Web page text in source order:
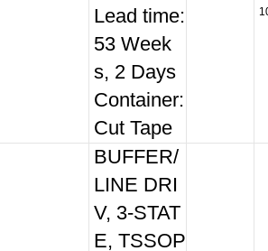
Lead time:
53 Week
s, 2 Days
Container:
Cut Tape
BUFFER/
LINE DRI
V, 3-STAT
E, TSSOP